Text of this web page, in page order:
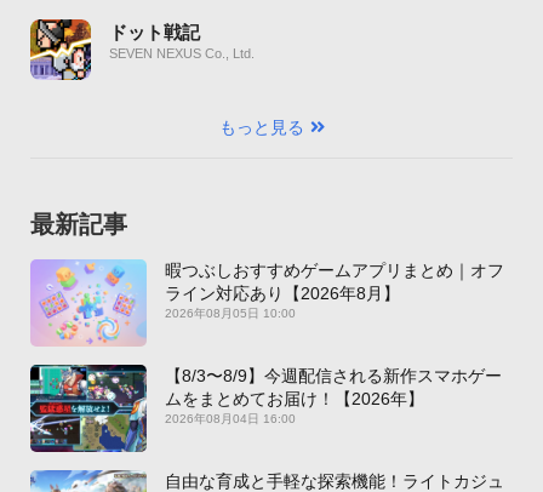
ドット戦記
SEVEN NEXUS Co., Ltd.
もっと見る
最新記事
暇つぶしおすすめゲームアプリまとめ｜オフ
ライン対応あり【2026年8月】
2026年08月05日 10:00
【8/3〜8/9】今週配信される新作スマホゲー
ムをまとめてお届け！【2026年】
2026年08月04日 16:00
自由な育成と手軽な探索機能！ライトカジュ